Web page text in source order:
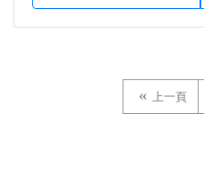
上一頁